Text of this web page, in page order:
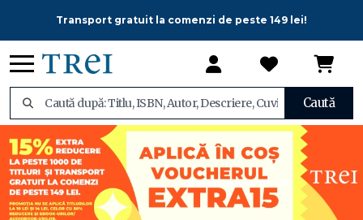
Transport gratuit la comenzi de peste 149 lei!
Caută